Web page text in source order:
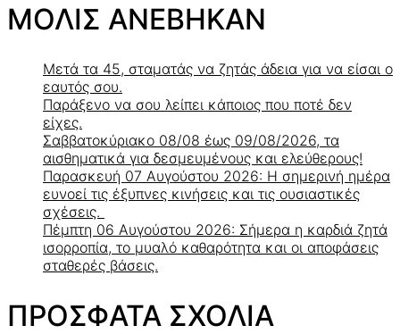
ΜΟΛΙΣ ΑΝΕΒΗΚΑΝ
Μετά τα 45, σταματάς να ζητάς άδεια για να είσαι ο
εαυτός σου.
Παράξενο να σου λείπει κάποιος που ποτέ δεν
είχες.
Σαββατοκύριακο 08/08 έως 09/08/2026, τα
αισθηματικά για δεσμευμένους και ελεύθερους!
Παρασκευή 07 Αυγούστου 2026: Η σημερινή ημέρα
ευνοεί τις έξυπνες κινήσεις και τις ουσιαστικές
σχέσεις.
Πέμπτη 06 Αυγούστου 2026: Σήμερα η καρδιά ζητά
ισορροπία, το μυαλό καθαρότητα και οι αποφάσεις
σταθερές βάσεις.
ΠΡΟΣΦΑΤΑ ΣΧΟΛΙΑ